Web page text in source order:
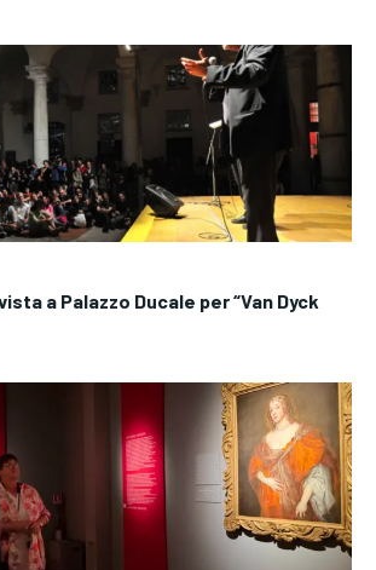
a Palazzo Ducale per “Van Dyck